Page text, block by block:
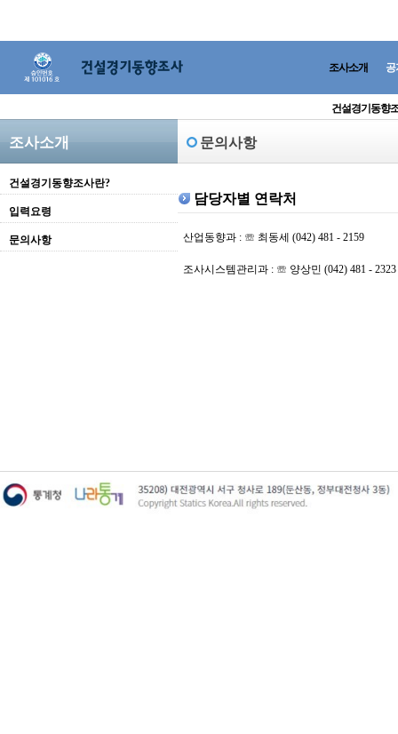
조사소개 공
건설경기동향
조사소개
건설경기동향조사란?
입력요령
문의사항
문의사항
담당자별 연락처
산업동향과 : ☏ 최동세 (042) 481 - 2159
조사시스템관리과 : ☏ 양상민 (042) 481 - 2323